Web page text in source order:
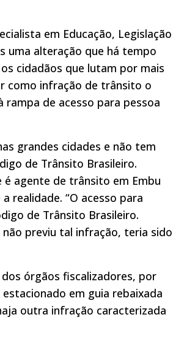
em Educação, Legislação
uma alteração que há tempo
cidadãos que lutam por mais
como infração de trânsito o
de acesso para pessoa
grandes cidades e não tem
de Trânsito Brasileiro.
é agente de trânsito em Embu
realidade. “O acesso para
de Trânsito Brasileiro.
previu tal infração, teria sido
órgãos fiscalizadores, por
em guia rebaixada
outra infração caracterizada